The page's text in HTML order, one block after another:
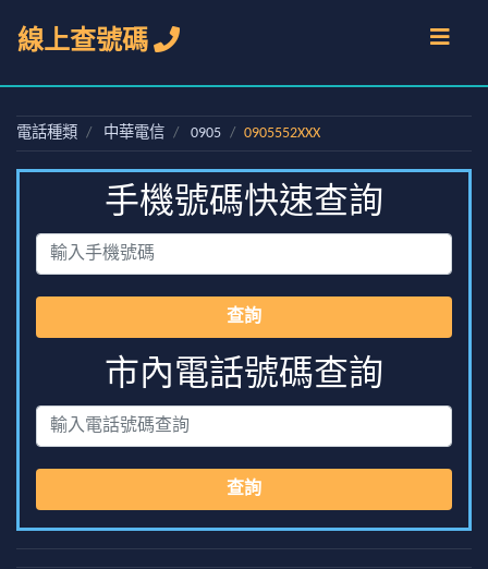
線上查號碼
電話種類 中華電信 0905 0905552XXX
手機號碼快速查詢
查詢
市內電話號碼查詢
查詢